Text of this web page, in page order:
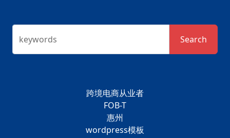
keywords Search
跨境电商从业者
FOB-T
惠州
wordpress模板